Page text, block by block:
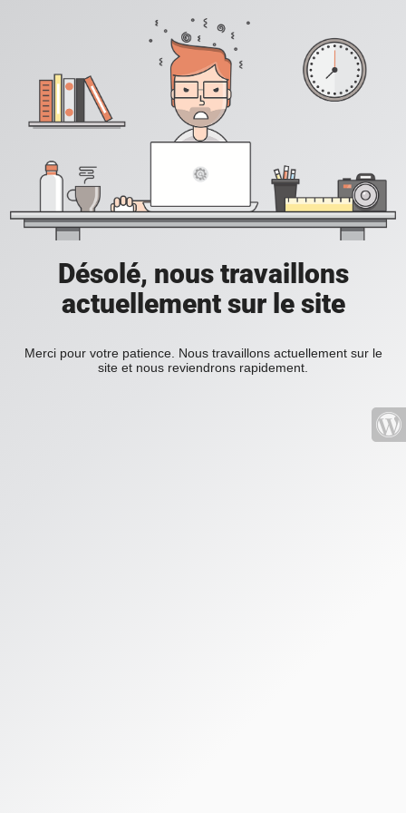
Désolé, nous travaillons
actuellement sur le site
Merci pour votre patience. Nous travaillons actuellement sur le
site et nous reviendrons rapidement.